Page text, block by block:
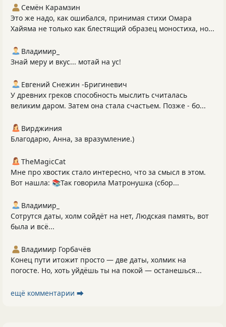
Семён Карамзин
Это же надо, как ошибался, принимая стихи Омара
Хайяма не только как блестящий образец моностиха, но...
Владимир_
Знай меру и вкус... мотай на ус!
Евгений Снежин -Бригиневич
У древних греков способность мыслить считалась
великим даром. Затем она стала счастьем. Позже - бо...
Вирджиния
Благодарю, Анна, за вразумление.)
TheMagicCat
Мне про хвостик стало интересно, что за смысл в этом.
Вот нашла: 📚Так говорила Матронушка (сбор...
Владимир_
Сотрутся даты, холм сойдёт на нет, Людская память, вот
была и всё...
Владимир Горбачёв
Конец пути итожит просто — две даты, холмик на
погосте. Но, хоть уйдёшь ты на покой — останешься...
ещё комментарии ⮕